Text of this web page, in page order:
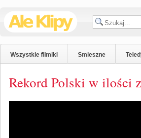
Wszystkie filmiki Smieszne
Rekord Polski w ilości